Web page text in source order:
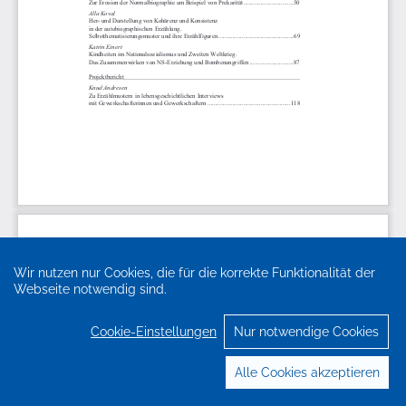
Wir nutzen nur Cookies, die für die korrekte Funktionalität der
Webseite notwendig sind.
Cookie-Einstellungen Nur notwendige Cookies
Alle Cookies akzeptieren